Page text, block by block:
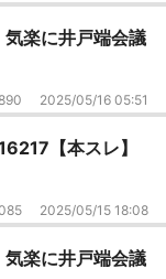
楽に井戸端会議
2025/05/16 05:51
【本スレ】
2025/05/15 18:08
楽に井戸端会議